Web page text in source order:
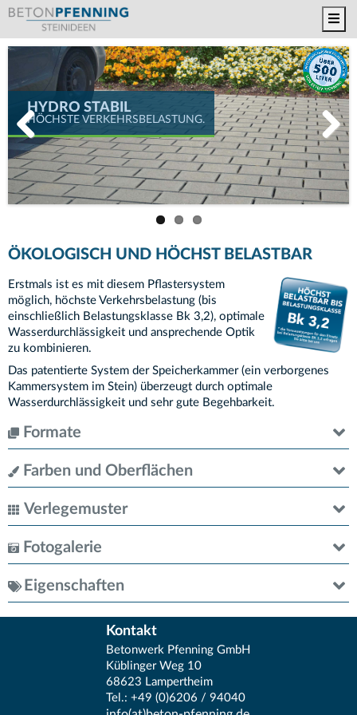
HYDRO STABIL
HÖCHSTE VERKEHRSBELASTUNG.
HYDRO STABIL
OPTIMALE WASSERDURCHLÄSSIGKEIT.
HYDRO STABIL
ANSPRECHENDE OPTIK.
Zurück Weiter
ÖKOLOGISCH UND HÖCHST BELASTBAR
Erstmals ist es mit diesem Pflastersystem
möglich, höchste Verkehrsbelastung (bis
einschließlich Belastungsklasse Bk 3,2), optimale
Wasserdurchlässigkeit und ansprechende Optik
zu kombinieren.
Das patentierte System der Speicherkammer (ein verborgenes
Kammersystem im Stein) überzeugt durch optimale
Wasserdurchlässigkeit und sehr gute Begehbarkeit.
Formate
Steindicke 10 cm
18 x 30 cm
Zur Systemergänzung sind aus dem COMBI STABIL
Pflastersystem nahezu alle Formate kompatibel. Die
Verlegevorschläge COMBI STABIL zeigen Ihnen auch die
Gestaltungsmöglichkeiten in Kombination mit HYDRO STABIL.
Farben und Oberflächen
Verlegemuster
Läuferverband, Dicke: 10 cm
Fotogalerie
Eigenschaften
Das HYDRO STABIL System ist mit dem bewährten, allseitigen
Verbundsystem ausgestattet. Gleich mehrere Verbundelemente
an jeder Steinflanke übernehmen die Kraftschlüssigkeit in der
Pflasterdecke. Die Stabilität versteht sich systemumfassend.
Kontakt
Betonwerk Pfenning GmbH
Küblinger Weg 10
68623 Lampertheim
Tel.: +49 (0)6206 / 94040